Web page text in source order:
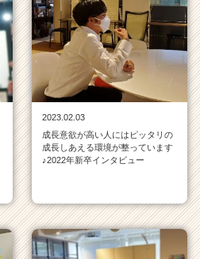
2023.02.03
成長意欲が高い人にはピッタリの
成長しあえる環境が整っています
♪2022年新卒インタビュー